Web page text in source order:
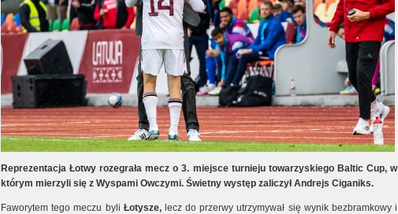
Reprezentacja Łotwy rozegrała mecz o 3. miejsce turnieju towarzyskiego Baltic Cup, w
którym mierzyli się z Wyspami Owczymi. Świetny występ zaliczył Andrejs Ciganiks.
Faworytem tego meczu byli Łotysze,lecz do przerwy utrzymywał się wynik bezbramkowy i